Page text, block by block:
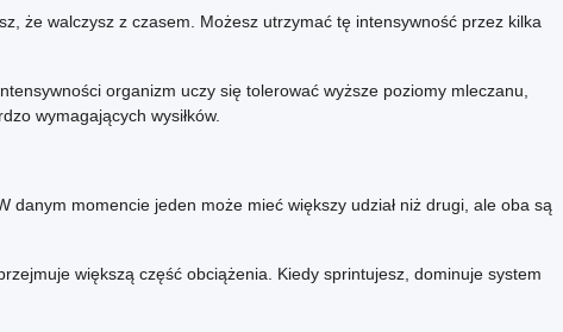
że walczysz z czasem. Możesz utrzymać tę intensywność przez kilka
organizm uczy się tolerować wyższe poziomy mleczanu,
wymagających wysiłków.
danym momencie jeden może mieć większy udział niż drugi, ale oba są
większą część obciążenia. Kiedy sprintujesz, dominuje system